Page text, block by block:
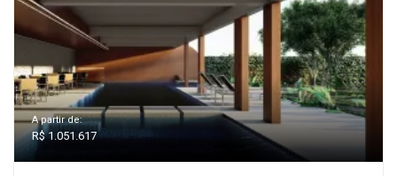
A partir de:
R$ 1.051.617